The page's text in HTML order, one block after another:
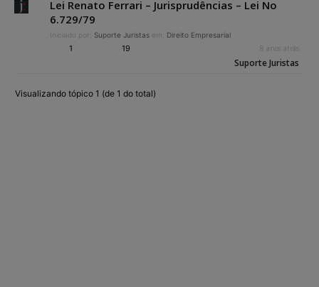
Lei Renato Ferrari – Jurisprudências – Lei No
6.729/79
Iniciado por: Suporte Juristas em: Direito Empresarial
1 19 8 anos atrás
Suporte Juristas
Visualizando tópico 1 (de 1 do total)